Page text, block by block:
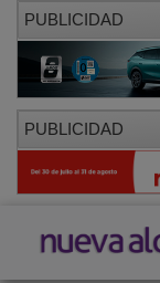
PUBLICIDAD
PUBLICIDAD